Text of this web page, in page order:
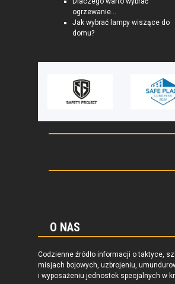
ogrzewanie...
Jak wybrać lampy wiszące do
domu?
O NAS
Codzienne źródło informacji o taktyce,
misjach bojowych, uzbrojeniu,
i wyposażeniu jednostek specjalnych w